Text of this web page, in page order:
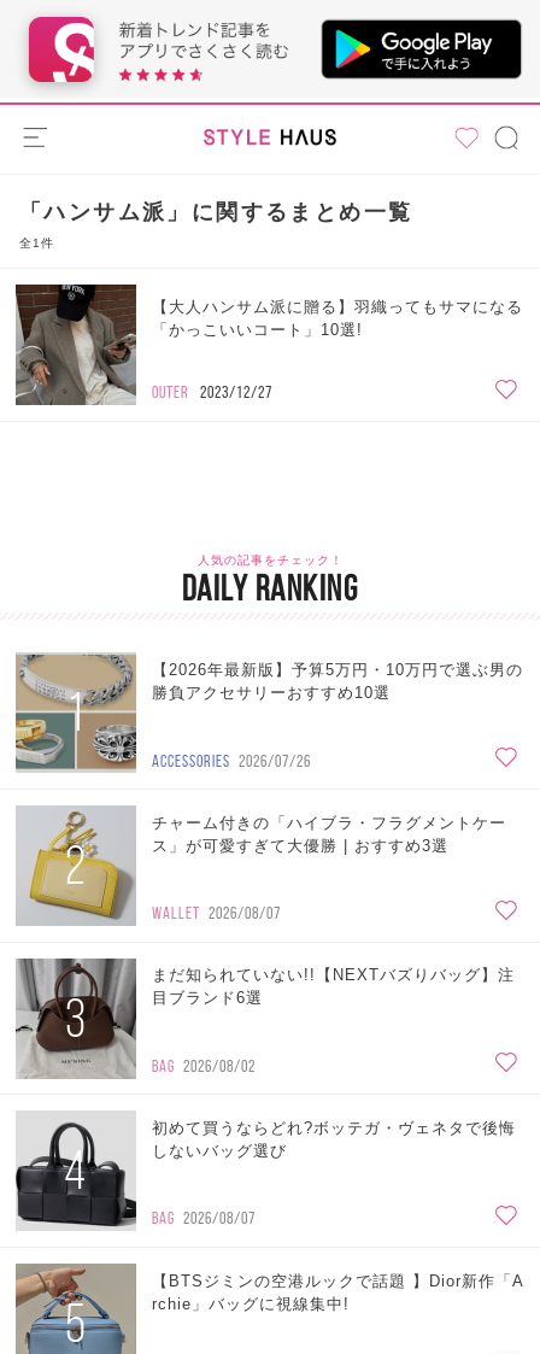
「ハンサム派」に関するまとめ一覧
全1件
【大人ハンサム派に贈る】羽織ってもサマになる
「かっこいいコート」10選!
OUTER 2023/12/27
人気の記事をチェック！
DAILY RANKING
1
【2026年最新版】予算5万円・10万円で選ぶ男の
勝負アクセサリーおすすめ10選
ACCESSORIES 2026/07/26
2
チャーム付きの「ハイブラ・フラグメントケー
ス」が可愛すぎて大優勝 | おすすめ3選
WALLET 2026/08/07
3
まだ知られていない!!【NEXTバズりバッグ】注
目ブランド6選
BAG 2026/08/02
4
初めて買うならどれ?ボッテガ・ヴェネタで後悔
しないバッグ選び
BAG 2026/08/07
5
【BTSジミンの空港ルックで話題 】Dior新作「A
rchie」バッグに視線集中!